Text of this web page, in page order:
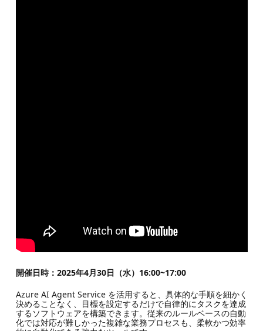
開催日時：2025年4月30日（水）16:00~17:00
Azure AI Agent Service を活用すると、具体的な手順を細かく
決めることなく、目標を設定するだけで自律的にタスクを達成
するソフトウェアを構築できます。従来のルールベースの自動
化では対応が難しかった複雑な業務プロセスも、柔軟かつ効率